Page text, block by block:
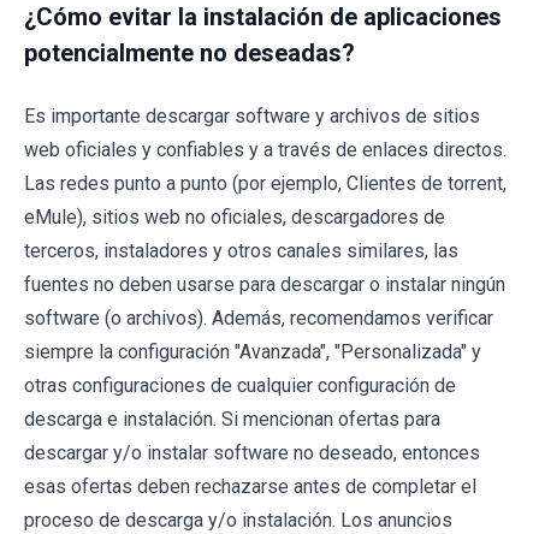
¿Cómo evitar la instalación de aplicaciones
potencialmente no deseadas?
Es importante descargar software y archivos de sitios
web oficiales y confiables y a través de enlaces directos.
Las redes punto a punto (por ejemplo, Clientes de torrent,
eMule), sitios web no oficiales, descargadores de
terceros, instaladores y otros canales similares, las
fuentes no deben usarse para descargar o instalar ningún
software (o archivos). Además, recomendamos verificar
siempre la configuración "Avanzada", "Personalizada" y
otras configuraciones de cualquier configuración de
descarga e instalación. Si mencionan ofertas para
descargar y/o instalar software no deseado, entonces
esas ofertas deben rechazarse antes de completar el
proceso de descarga y/o instalación. Los anuncios